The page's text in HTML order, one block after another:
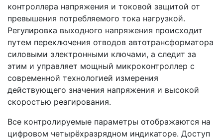
контроллера напряжения и токовой защитой от
превышения потребляемого тока нагрузкой.
Регулировка выходного напряжения происходит
путем переключения отводов автотрансформатора
силовыми электронными ключами, а следит за
этим и управляет мощный микроконтроллер с
современной технологией измерения
действующего значения напряжения и высокой
скоростью реагирования.
Все контролируемые параметры отображаются на
цифровом четырёхразрядном индикаторе. Доступ